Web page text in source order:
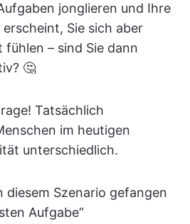
jonglieren und Ihre
Sie sich aber
– sind Sie dann
🤔
Tatsächlich
im heutigen
unterschiedlich.
diesem Szenario gefangen
Aufgabe”